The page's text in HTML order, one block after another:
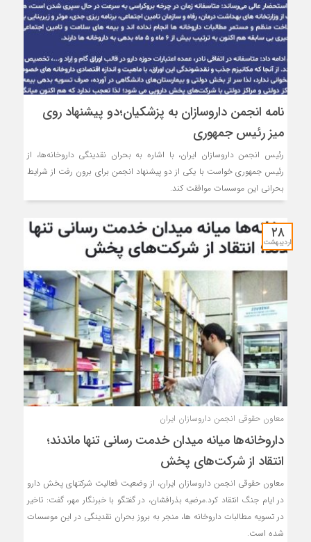
نامه انجمن داروسازان به پزشکیان؛دو پیشنهاد روی
میز رئیس جمهوری
رئیس انجمن داروسازان ایران، با اشاره به بحران نقدینگی داروخانه‌ها، از
رئیس جمهوری خواست با یکی از دو پیشنهاد انجمن برای برون رفت از شرایط
بحرانی این موسسات موافقت کند.
۲۸
اردیبهشت
معاون حقوقی انجمن داروسازان ایران
داروخانه‌ها میانه میدان خدمت رسانی تنها ماندند؛
انتقاد از شرکت‌های پخش
معاون حقوقی انجمن داروسازان ایران، از وضعیت فعالیت شرکتهای پخش دارو
در ایام جنگ انتقاد کرد.مرضیه بذرافشان، در گفتگو با خبرنگار مهر، گفت: تاخیر
در تسویه مطالبات داروخانه ها، منجر به بروز بحران نقدینگی در این موسسات
شده است.